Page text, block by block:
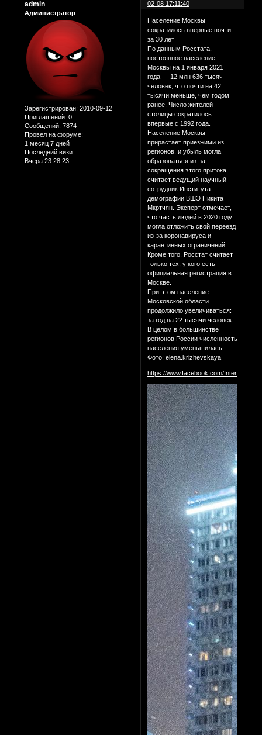
02-08 17:11:40
admin
Администратор
Зарегистрирован: 2010-09-12
Приглашений: 0
Сообщений: 7874
Провел на форуме:
1 месяц 7 дней
Последний визит:
Вчера 23:28:23
Население Москвы
сократилось впервые почти
за 30 лет
По данным Росстата,
постоянное население
Москвы на 1 января 2021
года — 12 млн 636 тысяч
человек, что почти на 42
тысячи меньше, чем годом
ранее. Число жителей
столицы сократилось
впервые с 1992 года.
Население Москвы
прирастает приезжими из
регионов, и убыль могла
образоваться из-за
сокращения этого притока,
считает ведущий научный
сотрудник Института
демографии ВШЭ Никита
Мкртчян. Эксперт отмечает,
что часть людей в 2020 году
могла отложить свой переезд
из-за коронавируса и
карантинных ограничений.
Кроме того, Росстат считает
только тех, у кого есть
официальная регистрация в
Москве.
При этом население
Московской области
продолжило увеличиваться:
за год на 22 тысячи человек.
В целом в большинстве
регионов России численность
населения уменьшилась.
Фото: elena.krizhevskaya
https://www.facebook.com/